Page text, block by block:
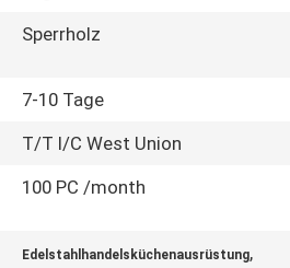
Sperrholz
7-10 Tage
T/T l/C West Union
100 PC /month
Edelstahlhandelsküchenausrüstung,